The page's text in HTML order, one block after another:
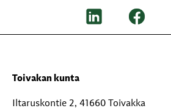
Toivakan kunta
Iltaruskontie 2, 41660 Toivakka